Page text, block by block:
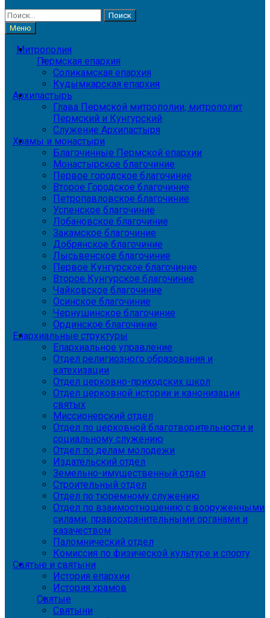
Найти:
Меню
Митрополия
Пермская епархия
Соликамская епархия
Кудымкарская епархия
Архипастырь
Глава Пермской митрополии, митрополит
Пермский и Кунгурский
Служение Архипастыря
Храмы и монастыри
Благочинные Пермской епархии
Монастырское благочиние
Первое городское благочиние
Второе Городское благочиние
Петропавловское благочиние
Успенское благочиние
Лобановское благочиние
Закамское благочиние
Добрянское благочиние
Лысьвенское благочиние
Первое Кунгурское благочиние
Второе Кунгурское благочиние
Чайковское благочиние
Осинское благочиние
Чернушинское благочиние
Ординское благочиние
Епархиальные структуры
Епархиальное управление
Отдел религиозного образования и
катехизации
Отдел церковно-приходских школ
Отдел церковной истории и канонизации
святых
Миссионерский отдел
Отдел по церковной благотворительности и
социальному служению
Отдел по делам молодежи
Издательский отдел
Земельно-имущественный отдел
Строительный отдел
Отдел по тюремному служению
Отдел по взаимоотношению с вооруженными
силами, правоохранительными органами и
казачеством
Паломнический отдел
Комиссия по физической культуре и спорту
Святые и святыни
История епархии
История храмов
Святые
Святыни